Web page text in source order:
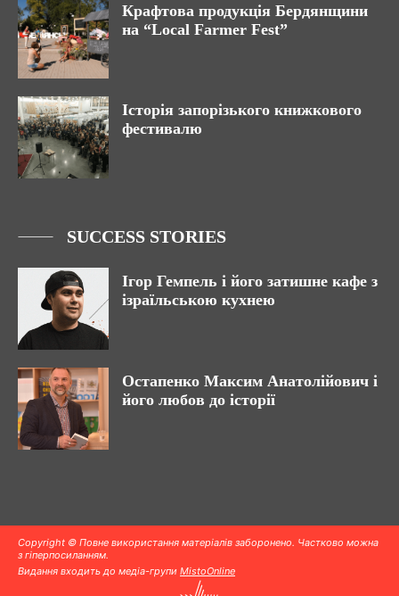
Крафтова продукція Бердянщини
на “Local Farmer Fest”
Історія запорізького книжкового
фестивалю
SUCCESS STORIES
Ігор Гемпель і його затишне кафе з
ізраїльською кухнею
Остапенко Максим Анатолійович і
його любов до історії
Copyright © Повне використання матеріалів заборонено. Частково можна
з гіперпосиланням.
Видання входить до медіа-групи MistoOnline